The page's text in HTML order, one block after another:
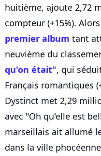
huitième, ajoute 2,72
compteur (+15%).
premier album tant
neuvième du
qu'on était", qui
Français romantiques
Dystinct met 2,29
avec "Oh qu'elle est
marseillais ait allumé
dans la ville